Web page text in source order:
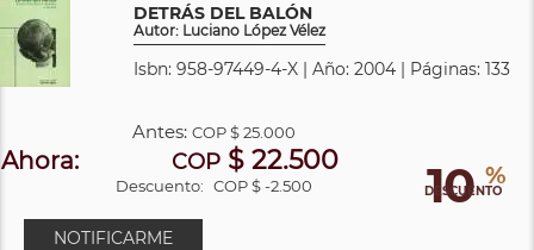
DETRÁS DEL BALÓN
Autor: Luciano López Vélez
Isbn: 958-97449-4-X | Año: 2004 | Páginas: 133
10 %
DESCUENTO
Antes: COP$ 25.000
Ahora: COP $ 22.500
Descuento: COP $ -2.500
NOTIFICARME